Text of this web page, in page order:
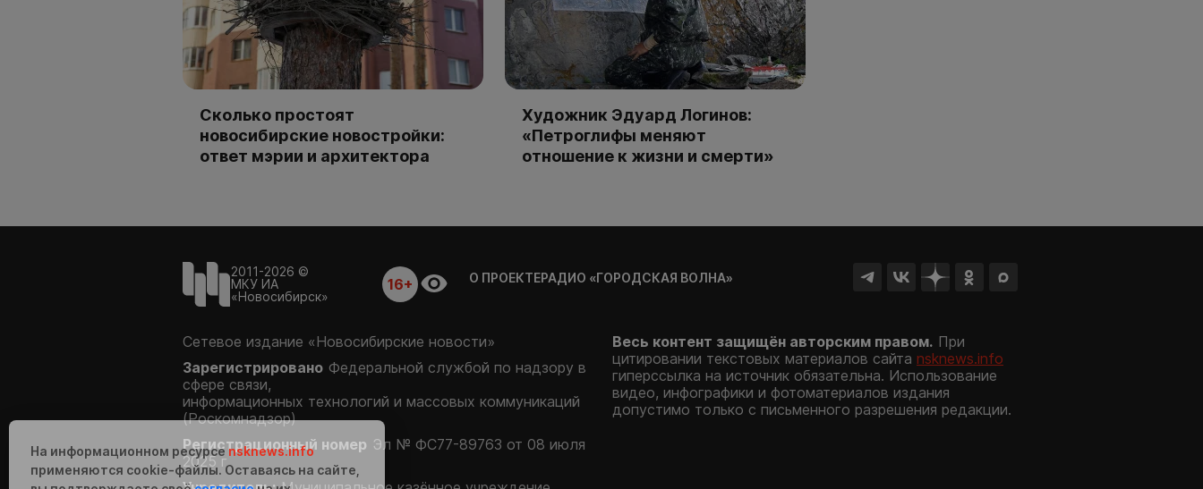
Сколько простоят
новосибирские новостройки:
ответ мэрии и архитектора
Художник Эдуард Логинов:
«Петроглифы меняют
отношение к жизни и смерти»
2011-2026 ©
МКУ ИА
«Новосибирск»
16+ О ПРОЕКТЕРАДИО «ГОРОДСКАЯ ВОЛНА»
Сетевое издание «Новосибирские новости»
Зарегистрировано Федеральной службой по надзору в
сфере связи,
информационных технологий и массовых коммуникаций
(Роскомнадзор)
Регистрационный номер Эл № ФС77-89763 от 08 июля
2025 г.
Весь контент защищён авторским правом. При
цитировании текстовых материалов сайта nsknews.info
гиперссылка на источник обязательна. Использование
видео, инфографики и фотоматериалов издания
допустимо только с письменного разрешения редакции.
На информационном ресурсе nsknews.info
применяются cookie-файлы. Оставаясь на сайте,